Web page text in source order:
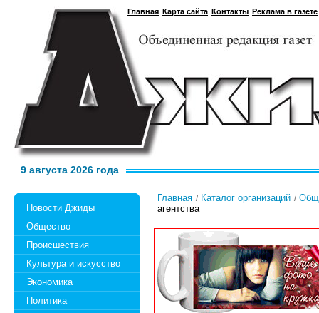
Главная Карта сайта Контакты Реклама в газете
9 августа 2026 года
Новости Джиды
Общество
Происшествия
Культура и искусство
Экономика
Политика
Главная Каталог организаций
агентства